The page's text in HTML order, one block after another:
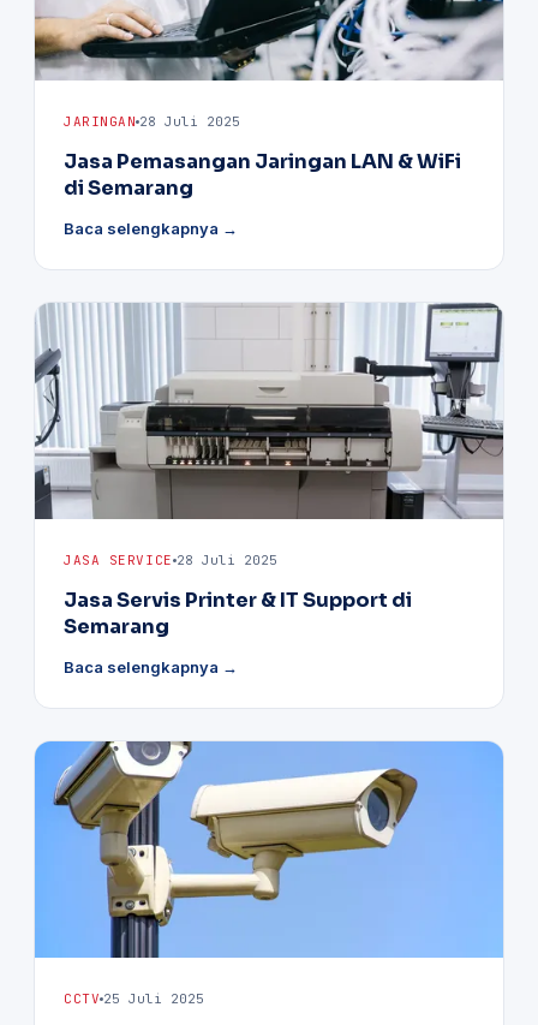
JARINGAN 28 Juli 2025
Jasa Pemasangan Jaringan LAN & WiFi
di Semarang
Baca selengkapnya →
JASA SERVICE 28 Juli 2025
Jasa Servis Printer & IT Support di
Semarang
Baca selengkapnya →
CCTV 25 Juli 2025